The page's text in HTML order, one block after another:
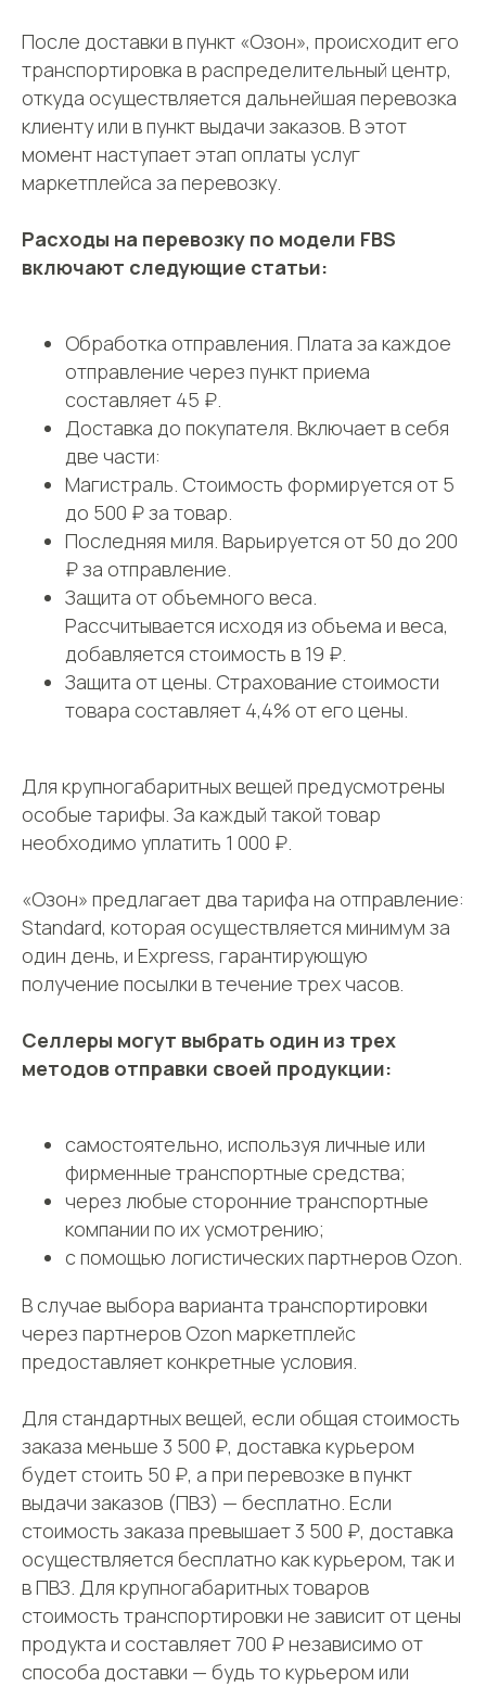
После доставки в пункт «Озон», происходит его
транспортировка в распределительный центр,
откуда осуществляется дальнейшая перевозка
клиенту или в пункт выдачи заказов. В этот
момент наступает этап оплаты услуг
маркетплейса за перевозку.
Расходы на перевозку по модели FBS
включают следующие статьи:
Обработка отправления. Плата за каждое
отправление через пункт приема
составляет 45 ₽.
Доставка до покупателя. Включает в себя
две части:
Магистраль. Стоимость формируется от 5
до 500 ₽ за товар.
Последняя миля. Варьируется от 50 до 200
₽ за отправление.
Защита от объемного веса.
Рассчитывается исходя из объема и веса,
добавляется стоимость в 19 ₽.
Защита от цены. Страхование стоимости
товара составляет 4,4% от его цены.
Для крупногабаритных вещей предусмотрены
особые тарифы. За каждый такой товар
необходимо уплатить 1 000 ₽.
«Озон» предлагает два тарифа на отправление:
Standard, которая осуществляется минимум за
один день, и Express, гарантирующую
получение посылки в течение трех часов.
Селлеры могут выбрать один из трех
методов отправки своей продукции:
самостоятельно, используя личные или
фирменные транспортные средства;
через любые сторонние транспортные
компании по их усмотрению;
с помощью логистических партнеров Ozon.
В случае выбора варианта транспортировки
через партнеров Ozon маркетплейс
предоставляет конкретные условия.
Для стандартных вещей, если общая стоимость
заказа меньше 3 500 ₽, доставка курьером
будет стоить 50 ₽, а при перевозке в пункт
выдачи заказов (ПВЗ) — бесплатно. Если
стоимость заказа превышает 3 500 ₽, доставка
осуществляется бесплатно как курьером, так и
в ПВЗ. Для крупногабаритных товаров
стоимость транспортировки не зависит от цены
продукта и составляет 700 ₽ независимо от
способа доставки — будь то курьером или
г. Москва, 1-я улица
Измайловского
Зверинца, д.8
Адрес
+7(967)555-60-11
Телефон
Клиентам
Личный кабинет
Заключить договор
Карта сайта
Решения для
маркетплейсов
Все услуги
Фулфилмент для
маркетплейсов
Фулфилмент для
интернет-магазинов
FBS
DBS
Сфокусируйтесь на продажах,
а остальное возьмём на себя
УЗНАТЬ СТОИМОСТЬ
СДЭК
Фулфилмент
Адреса складов
Блог
Международные
Партнёрская
программа